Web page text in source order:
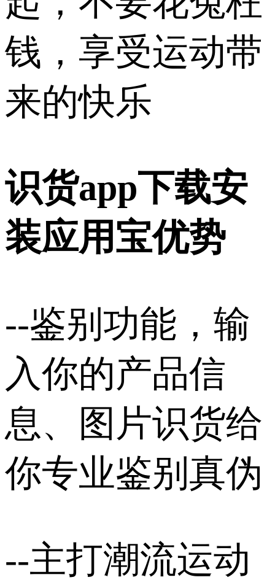
钱，享受运动带
来的快乐
识货app下载安
装应用宝优势
--鉴别功能，输
入你的产品信
息、图片识货给
你专业鉴别真伪
--主打潮流运动